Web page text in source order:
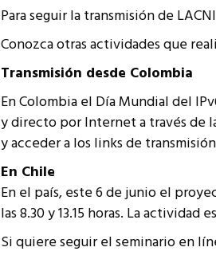
Para seguir la transmisión de
Conozca otras actividades que
Transmisión desde Colombia
En Colombia el Día Mundial del
y directo por Internet a través de
y acceder a los links de
En Chile
En el país, este 6 de junio el
las 8.30 y 13.15 horas. La
Si quiere seguir el seminario en